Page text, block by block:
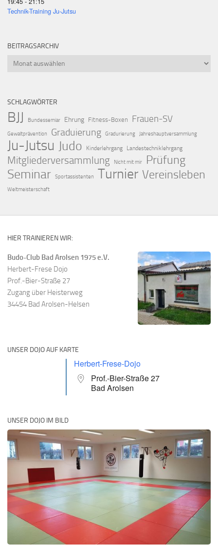
Technik-Training Ju-Jutsu
BEITRAGSARCHIV
Beitragsarchiv
SCHLAGWÖRTER
BJJ Bundessemiar Ehrung Fitness-Boxen Frauen-SV
Gewaltprävention Graduierung Gradurierung Jahreshauptversammlung
Ju-Jutsu Judo Kinderlehrgang Landestechniklehrgang
Mitgliederversammlung Nicht mit mir Prüfung
Seminar Sportassistenten Turnier Vereinsleben
Weltmeisterschaft
HIER TRAINIEREN WIR:
Budo-Club Bad Arolsen 1975 e.V.
Herbert-Frese Dojo
Prof.-Bier-Straße 27
Zugang über Heisterweg
34454 Bad Arolsen-Helsen
UNSER DOJO AUF KARTE
Herbert-Frese-Dojo
Prof.-Bier-Straße 27
Bad Arolsen
UNSER DOJO IM BILD